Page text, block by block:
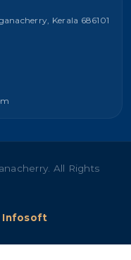
Kerala 686101
All Rights
Infosoft